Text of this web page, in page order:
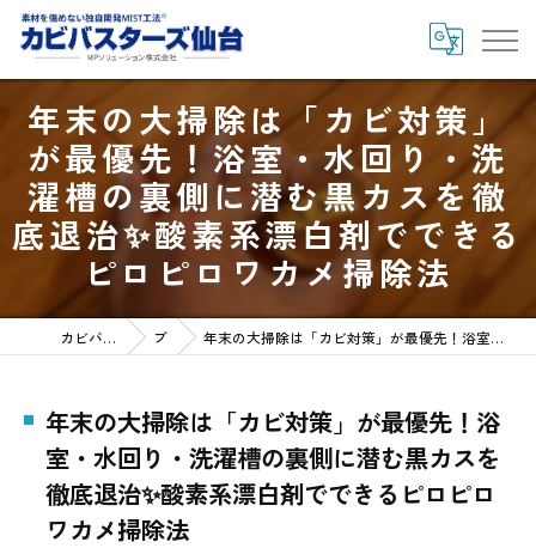
年末の大掃除は「カビ対策」
が最優先！浴室・水回り・洗
濯槽の裏側に潜む黒カスを徹
底退治✨酸素系漂白剤でできる
ピロピロワカメ掃除法
カビバスターズ仙台HOME ブログ 年末の大掃除は「カビ対策」が最優先！浴室・水回り・洗濯槽の裏側に潜む黒カスを徹底退治✨酸素系漂白剤でできるピロピロワカメ掃除法
年末の大掃除は「カビ対策」が最優先！浴
室・水回り・洗濯槽の裏側に潜む黒カスを
徹底退治✨酸素系漂白剤でできるピロピロ
ワカメ掃除法